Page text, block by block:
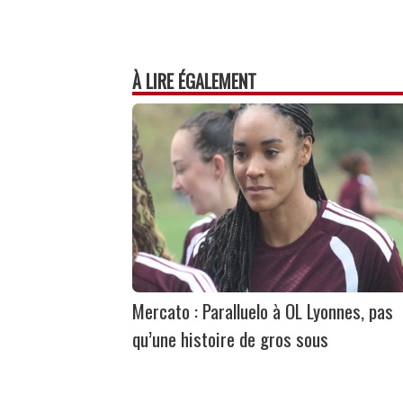
À LIRE ÉGALEMENT
Mercato : Paralluelo à OL Lyonnes, pas
qu’une histoire de gros sous